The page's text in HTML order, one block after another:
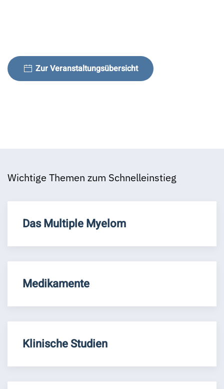
Zur Veranstaltungsübersicht
Wichtige Themen zum Schnelleinstieg
Das Multiple Myelom
Medikamente
Klinische Studien